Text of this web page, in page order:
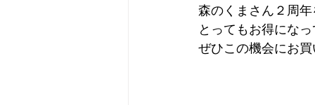
森のくまさん２周
とってもお得にな
ぜひこの機会にお